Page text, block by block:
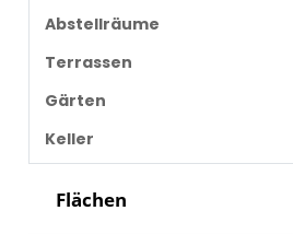
Abstellräume
Terrassen
Gärten
Keller
Flächen